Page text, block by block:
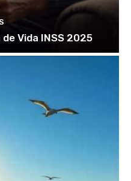
Vida INSS 2025